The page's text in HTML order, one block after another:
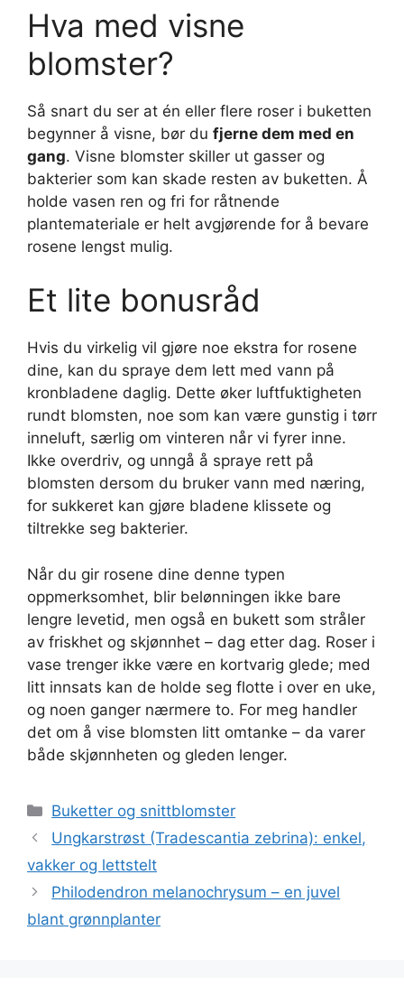
Hva med visne
blomster?
Så snart du ser at én eller flere roser i buketten
begynner å visne, bør du fjerne dem med en
gang. Visne blomster skiller ut gasser og
bakterier som kan skade resten av buketten. Å
holde vasen ren og fri for råtnende
plantemateriale er helt avgjørende for å bevare
rosene lengst mulig.
Et lite bonusråd
Hvis du virkelig vil gjøre noe ekstra for rosene
dine, kan du spraye dem lett med vann på
kronbladene daglig. Dette øker luftfuktigheten
rundt blomsten, noe som kan være gunstig i tørr
inneluft, særlig om vinteren når vi fyrer inne.
Ikke overdriv, og unngå å spraye rett på
blomsten dersom du bruker vann med næring,
for sukkeret kan gjøre bladene klissete og
tiltrekke seg bakterier.
Når du gir rosene dine denne typen
oppmerksomhet, blir belønningen ikke bare
lengre levetid, men også en bukett som stråler
av friskhet og skjønnhet – dag etter dag. Roser i
vase trenger ikke være en kortvarig glede; med
litt innsats kan de holde seg flotte i over en uke,
og noen ganger nærmere to. For meg handler
det om å vise blomsten litt omtanke – da varer
både skjønnheten og gleden lenger.
Kategorier
Buketter og snittblomster
Ungkarstrøst (Tradescantia zebrina): enkel,
vakker og lettstelt
Philodendron melanochrysum – en juvel
blant grønnplanter